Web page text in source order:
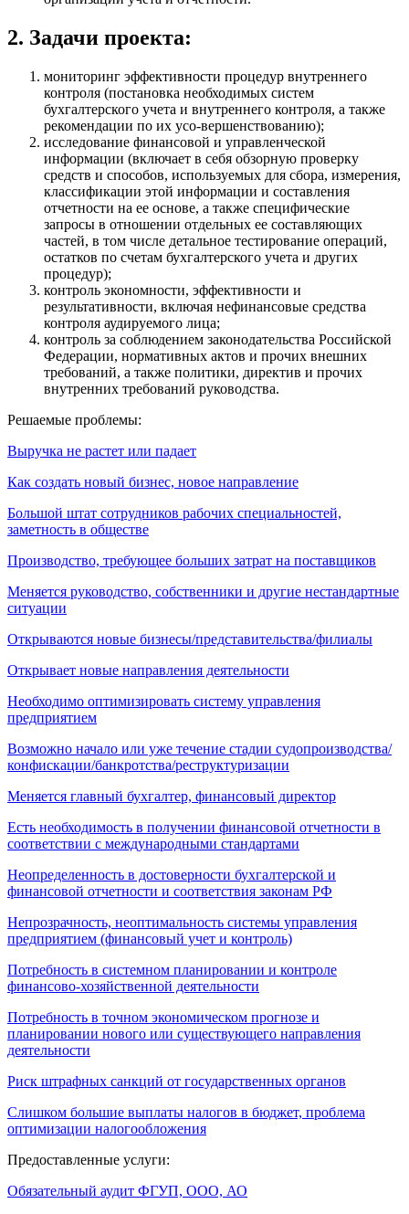
2. Задачи проекта:
мониторинг эффективности процедур внутреннего
контроля (постановка необходимых систем
бухгалтерского учета и внутреннего контроля, а также
рекомендации по их усо-вершенствованию);
исследование финансовой и управленческой
информации (включает в себя обзорную проверку
средств и способов, используемых для сбора, измерения,
классификации этой информации и составления
отчетности на ее основе, а также специфические
запросы в отношении отдельных ее составляющих
частей, в том числе детальное тестирование операций,
остатков по счетам бухгалтерского учета и других
процедур);
контроль экономности, эффективности и
результативности, включая нефинансовые средства
контроля аудируемого лица;
контроль за соблюдением законодательства Российской
Федерации, нормативных актов и прочих внешних
требований, а также политики, директив и прочих
внутренних требований руководства.
Решаемые проблемы:
Выручка не растет или падает
Как создать новый бизнес, новое направление
Большой штат сотрудников рабочих специальностей,
заметность в обществе
Производство, требующее больших затрат на поставщиков
Меняется руководство, собственники и другие нестандартные
ситуации
Открываются новые бизнесы/представительства/филиалы
Открывает новые направления деятельности
Необходимо оптимизировать систему управления
предприятием
Возможно начало или уже течение стадии судопроизводства/
конфискации/банкротства/реструктуризации
Меняется главный бухгалтер, финансовый директор
Есть необходимость в получении финансовой отчетности в
соответствии с международными стандартами
Неопределенность в достоверности бухгалтерской и
финансовой отчетности и соответствия законам РФ
Непрозрачность, неоптимальность системы управления
предприятием (финансовый учет и контроль)
Потребность в системном планировании и контроле
финансово-хозяйственной деятельности
Потребность в точном экономическом прогнозе и
планировании нового или существующего направления
деятельности
Риск штрафных санкций от государственных органов
Слишком большие выплаты налогов в бюджет, проблема
оптимизации налогообложения
Предоставленные услуги:
Обязательный аудит ФГУП, ООО, АО